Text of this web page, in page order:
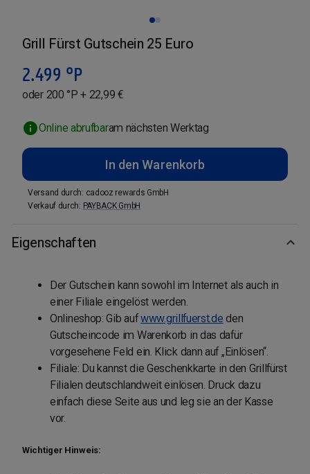
Grill Fürst Gutschein 25 Euro
2.499 °P
oder 200 °P + 22,99 €
Online abrufbaram nächsten Werktag
In den Warenkorb
Versand durch: cadooz rewards GmbH
Verkauf durch: PAYBACK GmbH
Eigenschaften
Der Gutschein kann sowohl im Internet als auch in
einer Filiale eingelöst werden.
Onlineshop: Gib aufwww.grillfuerst.de den
Gutscheincode im Warenkorb in das dafür
vorgesehene Feld ein. Klick dann auf „Einlösen“.
Filiale: Du kannst die Geschenkkarte in den Grillfürst
Filialen deutschlandweit einlösen. Druck dazu
einfach diese Seite aus und leg sie an der Kasse
vor.
Wichtiger Hinweis: